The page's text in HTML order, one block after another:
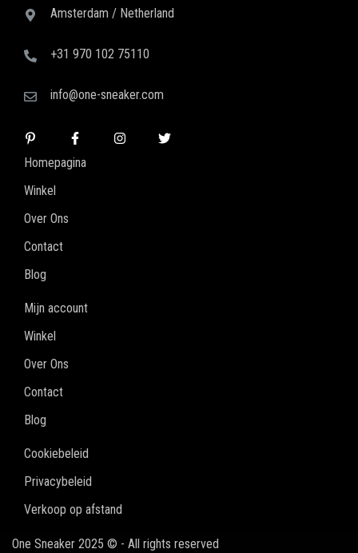
Amsterdam / Netherland
+31 970 102 75110
info@one-sneaker.com
Homepagina
Winkel
Over Ons
Contact
Blog
Mijn account
Winkel
Over Ons
Contact
Blog
Cookiebeleid
Privacybeleid
Verkoop op afstand
One Sneaker 2025 © - All rights reserved